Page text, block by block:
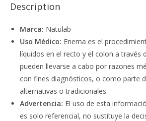
Description
Marca: Natulab
Uso Médico: Enema es el
líquidos en el recto y el colon a través
pueden llevarse a cabo por razones
con fines diagnósticos, o como parte
alternativas o tradicionales.
Advertencia: El uso de esta
es solo referencial, no sustituye la